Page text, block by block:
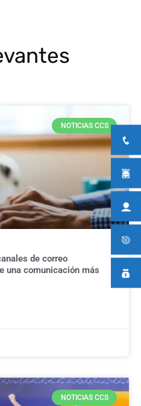
NOTICIAS CCS
de correo
una comunicación más
NOTICIAS CCS